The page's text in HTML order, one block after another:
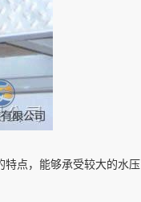
特点，能够承受较大的水压